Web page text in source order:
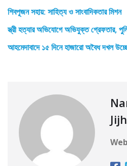
শিবপূজন সহায়: সাহিত্য ও সাংবাদিকতার মিশন
স্ত্রী হত্যার অভিযোগে অভিযুক্ত গ্রেফতার,
আহমেদাবাদে ১৫ দিনে হাজারো অবৈধ দখল